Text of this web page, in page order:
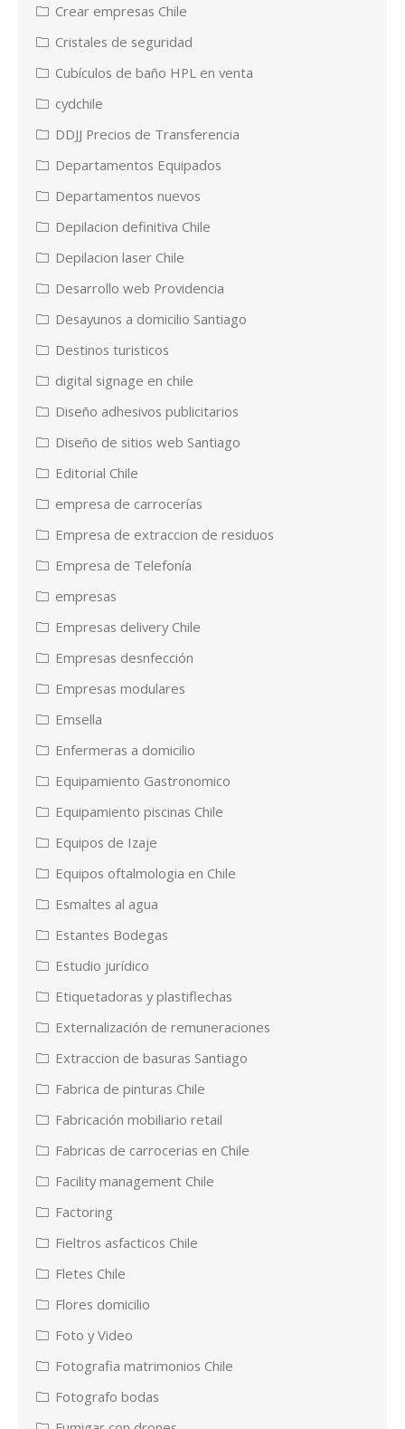
Crear empresas Chile
Cristales de seguridad
Cubículos de baño HPL en venta
cydchile
DDJJ Precios de Transferencia
Departamentos Equipados
Departamentos nuevos
Depilacion definitiva Chile
Depilacion laser Chile
Desarrollo web Providencia
Desayunos a domicilio Santiago
Destinos turisticos
digital signage en chile
Diseño adhesivos publicitarios
Diseño de sitios web Santiago
Editorial Chile
empresa de carrocerías
Empresa de extraccion de residuos
Empresa de Telefonía
empresas
Empresas delivery Chile
Empresas desnfección
Empresas modulares
Emsella
Enfermeras a domicilio
Equipamiento Gastronomico
Equipamiento piscinas Chile
Equipos de Izaje
Equipos oftalmologia en Chile
Esmaltes al agua
Estantes Bodegas
Estudio jurídico
Etiquetadoras y plastiflechas
Externalización de remuneraciones
Extraccion de basuras Santiago
Fabrica de pinturas Chile
Fabricación mobiliario retail
Fabricas de carrocerias en Chile
Facility management Chile
Factoring
Fieltros asfacticos Chile
Fletes Chile
Flores domicilio
Foto y Video
Fotografia matrimonios Chile
Fotografo bodas